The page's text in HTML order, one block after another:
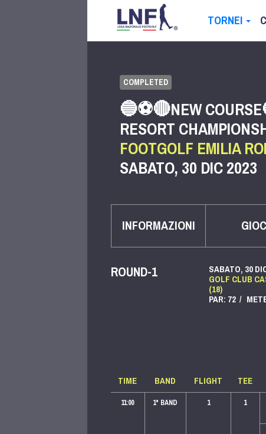
TORNEI
COMPLETED
🔵⚽️🔴NEW
RESORT
FOOTGOLF EMILIA
SABATO, 30 DIC 2023
INFORMAZIONI
ROUND-1 SABATO, 30
GOLF CLUB
(18)
PAR: 72 /
TIME BAND FLIGHT TEE
11:00 1° BAND 1 1